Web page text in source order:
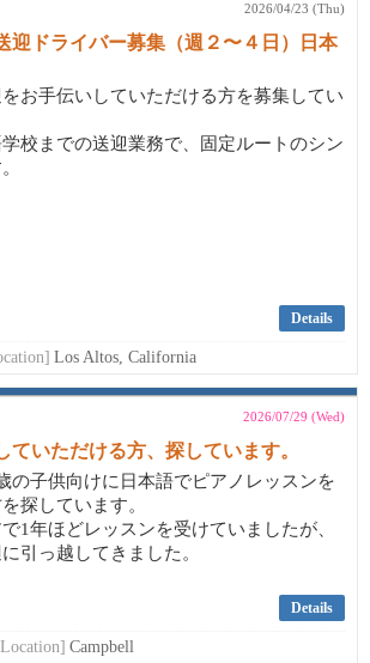
2026/04/23 (Thu)
迎ドライバー募集（週２〜４日）日本
お手伝いしていただける方を募集してい
校までの送迎業務で、固定ルートのシン
Details
Los Altos, California
2026/07/29 (Wed)
ていただける方、探しています。
子供向けに日本語でピアノレッスンを
探しています。
1年ほどレッスンを受けていましたが、
引っ越してきました。
Details
Campbell